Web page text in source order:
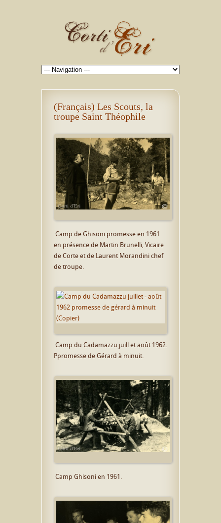
(Français) Les Scouts, la
troupe Saint Théophile
Camp de Ghisoni promesse en 1961
en présence de Martin Brunelli, Vicaire
de Corte et de Laurent Morandini chef
de troupe.
Camp du Cadamazzu juill et août 1962.
Ppromesse de Gérard à minuit.
Camp Ghisoni en 1961.